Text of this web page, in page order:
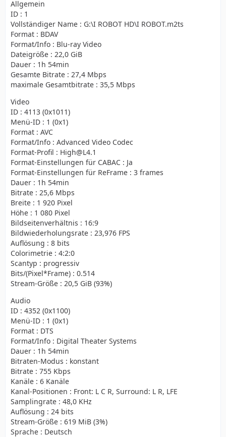
Allgemein
ID : 1
Vollständiger Name : G:\I ROBOT HD\I ROBOT.m2ts
Format : BDAV
Format/Info : Blu-ray Video
Dateigröße : 22,0 GiB
Dauer : 1h 54min
Gesamte Bitrate : 27,4 Mbps
maximale Gesamtbitrate : 35,5 Mbps
Video
ID : 4113 (0x1011)
Menü-ID : 1 (0x1)
Format : AVC
Format/Info : Advanced Video Codec
Format-Profil : High@L4.1
Format-Einstellungen für CABAC : Ja
Format-Einstellungen für ReFrame : 3 frames
Dauer : 1h 54min
Bitrate : 25,6 Mbps
Breite : 1 920 Pixel
Höhe : 1 080 Pixel
Bildseitenverhältnis : 16:9
Bildwiederholungsrate : 23,976 FPS
Auflösung : 8 bits
Colorimetrie : 4:2:0
Scantyp : progressiv
Bits/(Pixel*Frame) : 0.514
Stream-Größe : 20,5 GiB (93%)
Audio
ID : 4352 (0x1100)
Menü-ID : 1 (0x1)
Format : DTS
Format/Info : Digital Theater Systems
Dauer : 1h 54min
Bitraten-Modus : konstant
Bitrate : 755 Kbps
Kanäle : 6 Kanäle
Kanal-Positionen : Front: L C R, Surround: L R, LFE
Samplingrate : 48,0 KHz
Auflösung : 24 bits
Stream-Größe : 619 MiB (3%)
Sprache : Deutsch